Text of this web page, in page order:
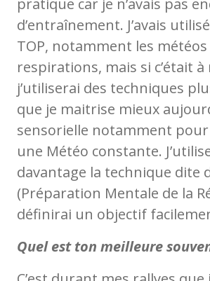
d’entraînement. J’avais
TOP, notamment les météos
respirations, mais si c’était
j’utiliserai des techniques
que je maitrise mieux
sensorielle notamment
une Météo constante.
davantage la technique dite
(Préparation Mentale de la
définirai un objectif
Quel est ton meilleure